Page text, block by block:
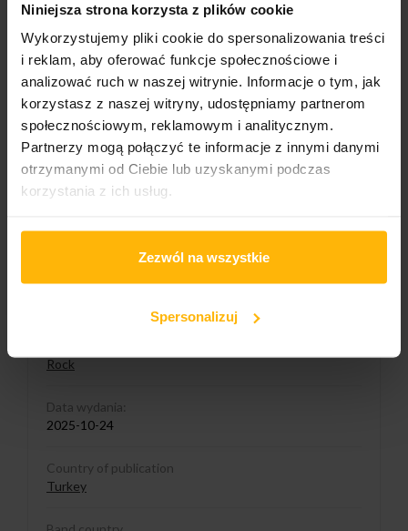
Niniejsza strona korzysta z plików cookie
Wykorzystujemy pliki cookie do spersonalizowania treści
i reklam, aby oferować funkcje społecznościowe i
analizować ruch w naszej witrynie. Informacje o tym, jak
korzystasz z naszej witryny, udostępniamy partnerom
społecznościowym, reklamowym i analitycznym.
Partnerzy mogą połączyć te informacje z innymi danymi
otrzymanymi od Ciebie lub uzyskanymi podczas
korzystania z ich usług.
Zezwól na wszystkie
Spersonalizuj
Media format
CD
Cover format:
Jewel Case
Wydawnictwo 1/2
Rainbow45 Records
Liczba nośników:
Rock
Data wydania:
2025-10-24
Country of publication
Turkey